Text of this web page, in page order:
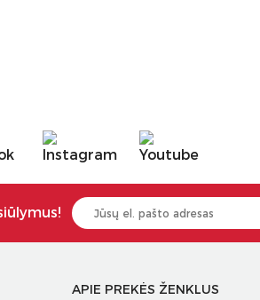
APIE PREKĖS ŽENKLUS